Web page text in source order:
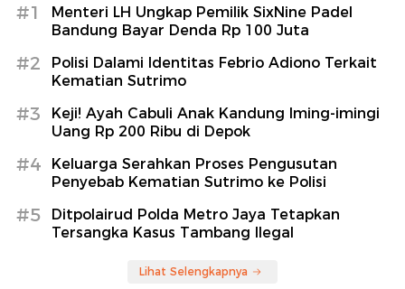
#1
Menteri LH Ungkap Pemilik SixNine Padel
Bandung Bayar Denda Rp 100 Juta
#2
Polisi Dalami Identitas Febrio Adiono Terkait
Kematian Sutrimo
#3
Keji! Ayah Cabuli Anak Kandung Iming-imingi
Uang Rp 200 Ribu di Depok
#4
Keluarga Serahkan Proses Pengusutan
Penyebab Kematian Sutrimo ke Polisi
#5
Ditpolairud Polda Metro Jaya Tetapkan
Tersangka Kasus Tambang Ilegal
Lihat Selengkapnya